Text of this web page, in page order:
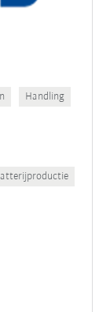
Handling